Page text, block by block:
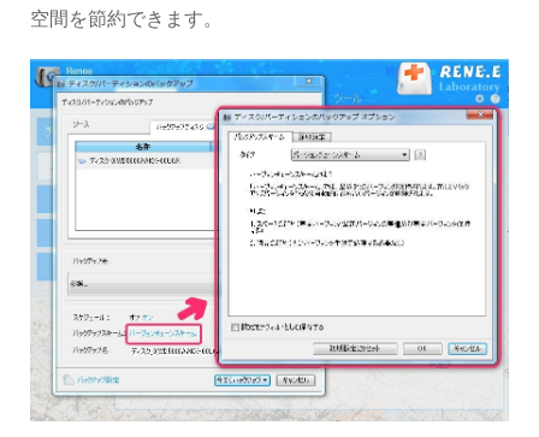
空間を節約できます。